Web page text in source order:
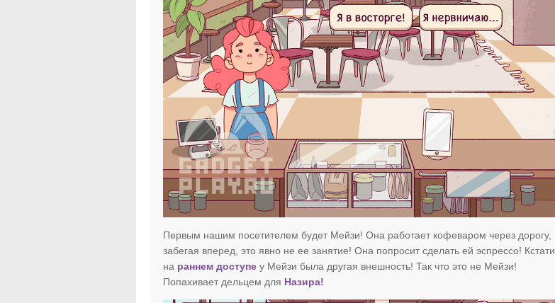
Первым нашим посетителем будет Мейзи! Она работает кофеваром через дорогу,
забегая вперед, это явно не ее занятие! Она попросит сделать ей эспрессо! Кстати,
на раннем доступе у Мейзи была другая внешность! Так что это не Мейзи!
Попахивает дельцем для Назира!